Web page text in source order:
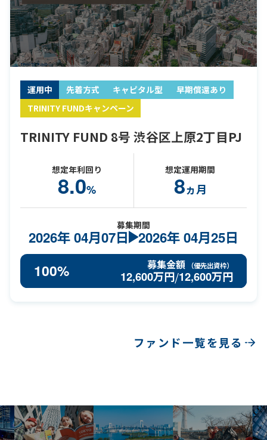
運用中 先着方式 キャピタル型
早期償還あり
TRINITY FUNDキャンペーン
TRINITY FUND 8号 渋谷区上原2丁目PJ
想定年利回り
8.0%
想定運用期間
8ヵ月
募集期間
2026年04月07日 2026年04月25日
100% 募集金額 （優先出資枠）
12,600万円/12,600万円
ファンド一覧を見る